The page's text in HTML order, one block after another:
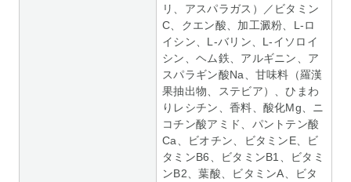
リ、アスパラガス）／ビタミン
C、クエン酸、加工澱粉、L-ロ
イシン、L-バリン、L-イソロイ
シン、ヘム鉄、アルギニン、ア
スパラギン酸Na、甘味料（羅漢
果抽出物、ステビア）、ひまわ
りレシチン、香料、酸化Mg、ニ
コチン酸アミド、パントテン酸
Ca、ビオチン、ビタミンE、ビ
タミンB6、ビタミンB1、ビタミ
ンB2、葉酸、ビタミンA、ビタ